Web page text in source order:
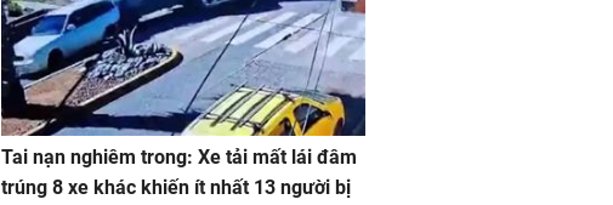
Tai nạn nghiêm trong: Xe tải mất lái đâm
trúng 8 xe khác khiến ít nhất 13 người bị